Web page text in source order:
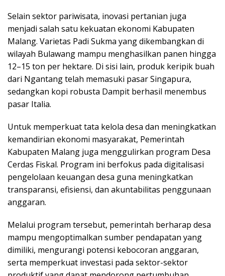
Selain sektor pariwisata, inovasi pertanian juga
menjadi salah satu kekuatan ekonomi Kabupaten
Malang. Varietas Padi Sukma yang dikembangkan di
wilayah Bulawang mampu menghasilkan panen hingga
12–15 ton per hektare. Di sisi lain, produk keripik buah
dari Ngantang telah memasuki pasar Singapura,
sedangkan kopi robusta Dampit berhasil menembus
pasar Italia.
Untuk memperkuat tata kelola desa dan meningkatkan
kemandirian ekonomi masyarakat, Pemerintah
Kabupaten Malang juga menggulirkan program Desa
Cerdas Fiskal. Program ini berfokus pada digitalisasi
pengelolaan keuangan desa guna meningkatkan
transparansi, efisiensi, dan akuntabilitas penggunaan
anggaran.
Melalui program tersebut, pemerintah berharap desa
mampu mengoptimalkan sumber pendapatan yang
dimiliki, mengurangi potensi kebocoran anggaran,
serta memperkuat investasi pada sektor-sektor